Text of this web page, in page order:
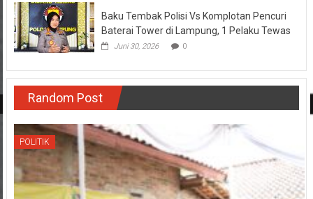
Baku Tembak Polisi Vs Komplotan Pencuri
Baterai Tower di Lampung, 1 Pelaku Tewas
Juni 30, 2026 0
Random Post
POLITIK